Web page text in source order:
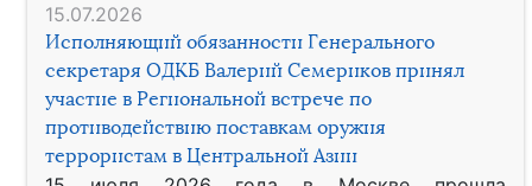
15.07.2026
Исполняющий обязанности Генерального
секретаря ОДКБ Валерий Семериков принял
участие в Региональной встрече по
противодействию поставкам оружия
террористам в Центральной Азии